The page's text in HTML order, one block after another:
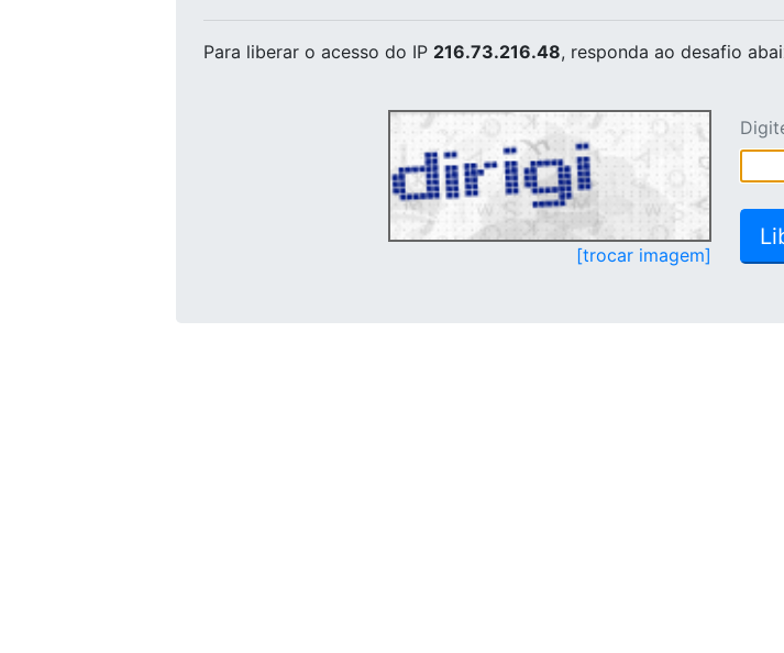
Para liberar o acesso do IP 216.73.216.48, responda ao desafio
[trocar imagem]